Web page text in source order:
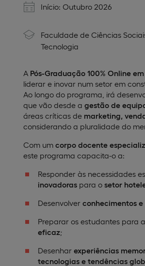
Início: Outubro 2026
Faculdade de Ciências
Tecnologia
A Pós-Graduação 100% Online
liderar e inovar num setor em
Ao longo do programa, irá
que vão desde a gestão de
áreas críticas de marketing,
considerando a pluralidade do
Com um corpo docente
este programa capacita-o a:
Responder às necessidades
inovadoras para o setor
Desenvolver conhecimentos
Preparar os estudantes para a
eficaz;
Desenhar experiências
tecnologias e tendências